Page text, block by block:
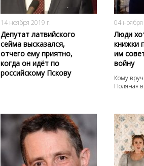
14 ноября 2019 г.
Депутат латвийского
сейма высказался,
отчего ему приятно,
когда он идёт по
российскому Пскову
3693
0
04
Люди
книжки
им
войну
Кому
Поляна»